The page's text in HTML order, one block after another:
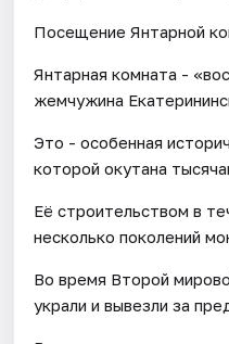
Посещение Янтарной
Янтарная комната -
жемчужина
Это - особенная
которой окутана
Её строительством в
несколько поколений
Во время Второй
украли и вывезли за